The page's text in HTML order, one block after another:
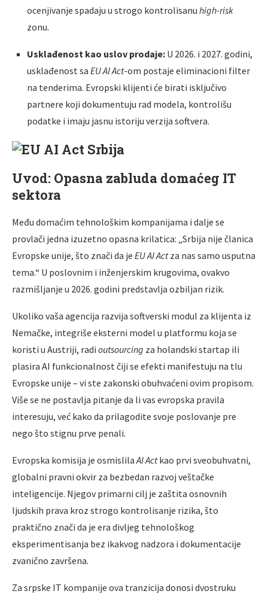
ocenjivanje spadaju u strogo kontrolisanu high-risk
zonu.
Usklađenost kao uslov prodaje: U 2026. i 2027. godini,
usklađenost sa EU AI Act-om postaje eliminacioni filter
na tenderima. Evropski klijenti će birati isključivo
partnere koji dokumentuju rad modela, kontrolišu
podatke i imaju jasnu istoriju verzija softvera.
Uvod: Opasna zabluda domaćeg IT
sektora
Među domaćim tehnološkim kompanijama i dalje se
provlači jedna izuzetno opasna krilatica: „Srbija nije članica
Evropske unije, što znači da je EU AI Actza nas samo usputna
tema.“ U poslovnim i inženjerskim krugovima, ovakvo
razmišljanje u 2026. godini predstavlja ozbiljan rizik.
Ukoliko vaša agencija razvija softverski modul za klijenta iz
Nemačke, integriše eksterni model u platformu koja se
koristi u Austriji, radi outsourcing za holandski startap ili
plasira AI funkcionalnost čiji se efekti manifestuju na tlu
Evropske unije – vi ste zakonski obuhvaćeni ovim propisom.
Više se ne postavlja pitanje da li vas evropska pravila
interesuju, već kako da prilagodite svoje poslovanje pre
nego što stignu prve penali.
Evropska komisija je osmislila AI Actkao prvi sveobuhvatni,
globalni pravni okvir za bezbedan razvoj veštačke
inteligencije. Njegov primarni cilj je zaštita osnovnih
ljudskih prava kroz strogo kontrolisanje rizika, što
praktično znači da je era divljeg tehnološkog
eksperimentisanja bez ikakvog nadzora i dokumentacije
zvanično završena.
Za srpske IT kompanije ova tranzicija donosi dvostruku